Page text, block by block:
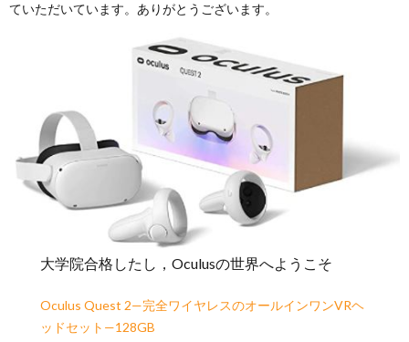
ていただいています。ありがとうございます。
大学院合格したし，Oculusの世界へようこそ
Oculus Quest 2—完全ワイヤレスのオールインワンVRヘ
ッドセット—128GB